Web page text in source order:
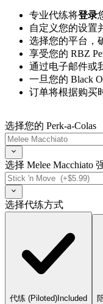
专业代练将登录
自定义您的设置
选择您的平台，
享受您的 RBZ
通过电子邮件或
一旦您的 Black
订单将根据购买
选择您的 Perk-a-Colas
选择 Melee Macchiato
选择代练方式
代练 (Piloted)Included